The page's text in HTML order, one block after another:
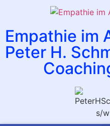
Empathie im
Peter H.